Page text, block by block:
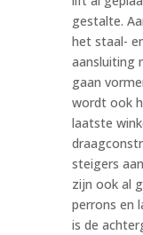
gestalte.
het staal-
aansluiting
gaan
wordt ook
laatste
steigers
zijn ook al
perrons en
is de